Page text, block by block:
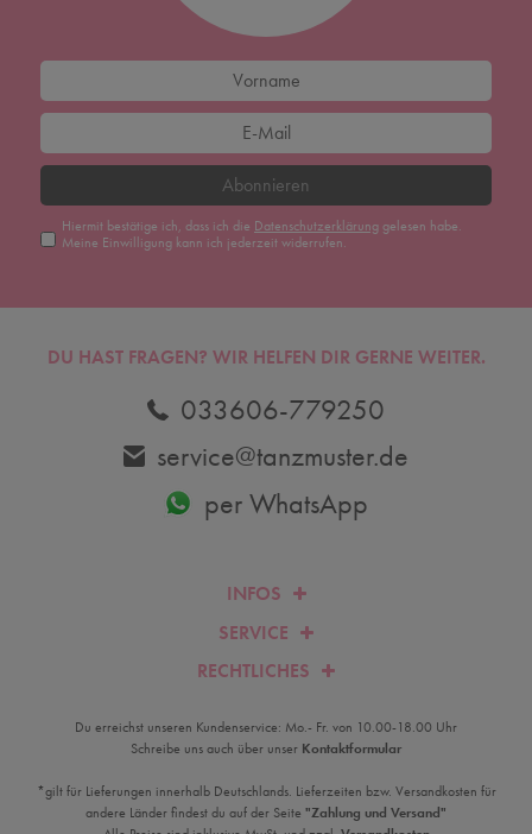
Abonnieren
Hiermit bestätige ich, dass ich die Daten­schutz­erklärunggelesen habe.
Meine Einwilligung kann ich jederzeit widerrufen.
INFOS
SERVICE
RECHTLICHES
DU HAST FRAGEN? WIR HELFEN DIR GERNE WEITER.
033606-779250
service@tanzmuster.de
per WhatsApp
Du erreichst unseren Kundenservice: Mo.- Fr. von 10.00-18.00 Uhr
Schreibe uns auch über unser Kontaktformular
*gilt für Lieferungen innerhalb Deutschlands. Lieferzeiten bzw. Versandkosten für
andere Länder findest du auf der Seite "Zahlung und Versand"